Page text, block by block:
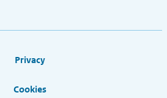
Privacy
Cookies